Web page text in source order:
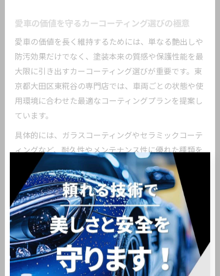
愛車の価値を守るカーコーティング選びの極意
愛車の価値を長く維持するためには、単なる艶出しや
防汚効果だけでなく、塗装本来の質感や保護性能を最
大限に引き出すカーコーティング選びが重要です。東
京都大田区東糀谷の専門店では、車両ごとの状態や使
用環境に合わせた最適なコーティングプランを提案し
ています。
具体的には、ガラスコーティングやセラミックコーテ
ィングなど、耐久性やメンテナンス性に優れた種類を
選ぶことで、日常の汚れや傷からボディをしっかり守
れるメリットがあります。また、定期的なメンテナン
スやアフターケア体制が整っている店舗を選ぶこと
で、コーティングの効果を長期間維持できます。
失敗しないためには、施工前の相談や見積もり時に自
分の希望や車の使用状況をしっかり伝えることが大切
です。信頼できる店舗を選んで、愛車の美しさと価値
を守りましょう。